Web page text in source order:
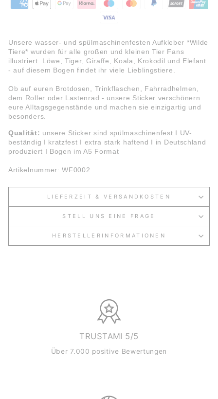
Unsere wasser- und spülmaschinenfesten Aufkleber *Wilde
Tiere* wurden für alle großen und kleinen Tier Fans
illustriert. Löwe, Tiger, Giraffe, Koala, Krokodil und Elefant
- auf diesem Bogen findet ihr viele Lieblingstiere.
Ob auf euren Brotdosen, Trinkflaschen, Fahrradhelmen,
dem Roller oder Lastenrad - unsere Sticker verschönern
eure Alltagsgegenstände und machen sie einzigartig und
besonders.
Qualität: unsere Sticker sind spülmaschinenfest I UV-
beständig I kratzfest I extra stark haftend I in Deutschland
produziert I Bogen im A5 Format
Artikelnummer: WF0002
LIEFERZEIT & VERSANDKOSTEN
STELL UNS EINE FRAGE
HERSTELLERINFORMATIONEN
TRUSTAMI 5/5
Über 7.000 positive Bewertungen